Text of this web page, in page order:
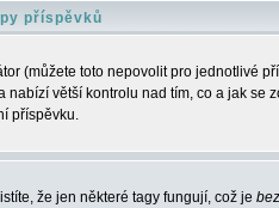
příspěvků
(můžete toto nepovolit pro jednotlivé
větší kontrolu nad tím, co a jak se
příspěvku.
že jen některé tagy fungují, což je